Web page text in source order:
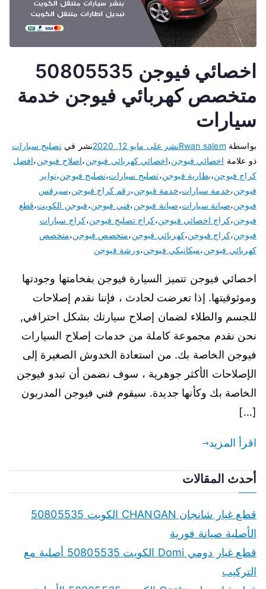
اخصائي فيوجن 50805535
متخصص كهربائي فيوجن خدمة
سيارات
بواسطة Rwan salemنشر على مايو 12, 2020 نشر فيتصليح سيارات
ذو علامة اخصائي فيوجن،اخصائي كهربائي فيوجن،اصلاح فيوجن،افضل
كراج فيوجن،بطارية فيوجن،تصليح سيارات،تصليح فيوجن،تواير
فيوجن،خدمة سيارات،خدمة فيوجن،رقم كراج فيوجن،سيرفس
فيوجن،صيانة سيارات،صيانة فيوجن،فني فيوجن،فيوجن الكويت،قطع
فيوجن،كراج اخصائي فيوجن،كراج تصليح فيوجن،كراج سيارات
فيوجن،كراج فيوجن،كهربائي فيوجن،متخصص فيوجن،متخصص
كهربائي فيوجن،ميكانيكي فيوجن،ورشة فيوجن
اخصائي فيوجن تتميز السيارة فيوجن بفخامتها وجودتها
وموثوقيتها. إذا تعرضت لحادث ، فإننا نقدم إصلاحات
للجسم والطلاء لضمان إصلاح سيارتك بشكل احترافي,
نحن نقدم مجموعة كاملة من خدمات إصلاح السيارات
فيوجن الخاصة بك. من استعادة الخدوش الصغيرة إلى
الإصلاحات الأكثر جوهرية ، سوف نضمن أن تبدو فيوجن
الخاصة بك وكأنها جديدة. سيقوم فني فيوجن المدربون
[…]
اقرأ المزيد
أحدث المقالات
قطع غيار شانجان CHANGAN الكويت 50805535
الأصلية صيانة فورية
قطع غيار دومي Domi الكويت 50805535 أصلية مع
التركيب